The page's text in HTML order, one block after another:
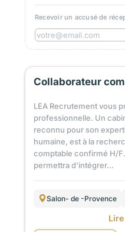
Collaborateur
LEA Recrutement vous
professionnelle. Un
reconnu pour son
humaine, est à la
comptable confirmé H/
permettra d’intégrer...
Salon- de -Provence
Recevoir un accusé de